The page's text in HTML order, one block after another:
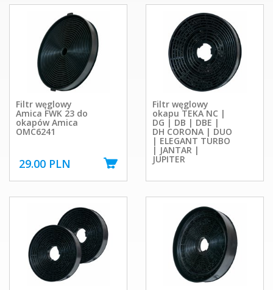
Filtr węglowy
Amica FWK 23 do
okapów Amica
OMC6241
29.00 PLN
Filtr węglowy
okapu TEKA NC |
DG | DB | DBE |
DH CORONA | DUO
| ELEGANT TURBO
| JANTAR |
JUPITER